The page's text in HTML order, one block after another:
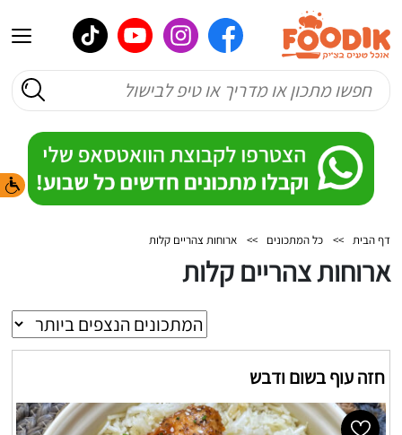
דף הבית >> כל המתכונים >> ארוחות צהריים קלות
ארוחות צהריים קלות
חזה עוף בשום ודבש